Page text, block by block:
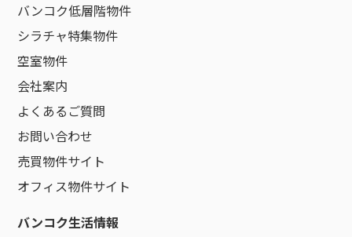
バンコク低層階物件
シラチャ特集物件
空室物件
会社案内
よくあるご質問
お問い合わせ
売買物件サイト
オフィス物件サイト
バンコク生活情報